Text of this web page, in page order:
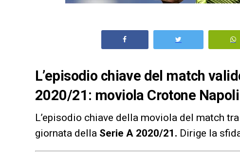
L’episodio chiave del match
2020/21: moviola Crotone Napoli
L’episodio chiave della moviola del match tra
giornata della Serie A 2020/21 . Dirige la